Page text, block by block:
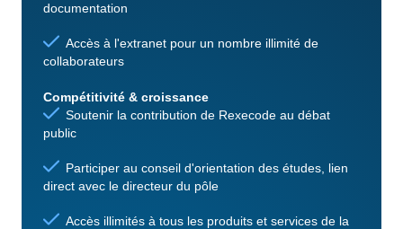
documentation
Accès à l'extranet pour un nombre illimité de
collaborateurs
Compétitivité & croissance
Soutenir la contribution de Rexecode au débat
public
Participer au conseil d'orientation des études, lien
direct avec le directeur du pôle
Accès illimités à tous les produits et services de la